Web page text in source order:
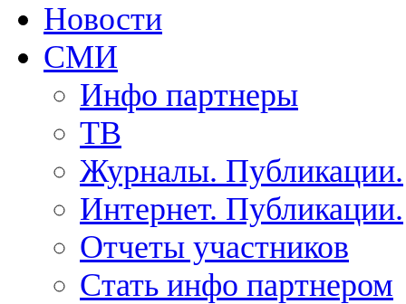
Новости
СМИ
Инфо партнеры
ТВ
Журналы. Публикации.
Интернет. Публикации.
Отчеты участников
Стать инфо партнером